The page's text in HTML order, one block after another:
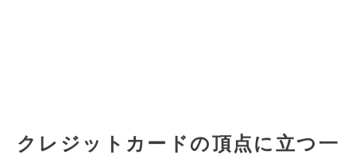
クレジットカードの頂点に立つ一